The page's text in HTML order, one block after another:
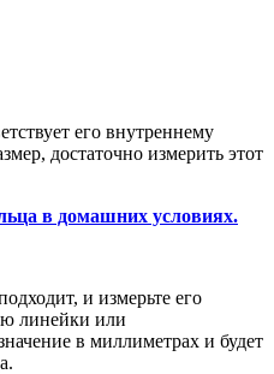
его внутреннему
достаточно измерить этот
в домашних условиях.
и измерьте его
линейки или
в миллиметрах и будет